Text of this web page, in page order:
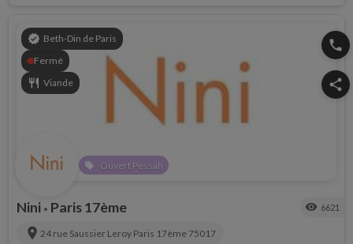
verified Beth-Din de Paris
Fermé
restaurant Viande
local_offer Ouvert Pessah
phone
share
Nini • Paris 17ème visibility 6621
location_on 24 rue Saussier Leroy Paris 17ème 75017